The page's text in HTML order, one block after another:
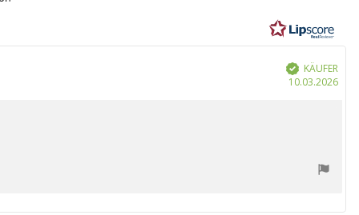
Verifiziert
KÄUFER
10.03.2026